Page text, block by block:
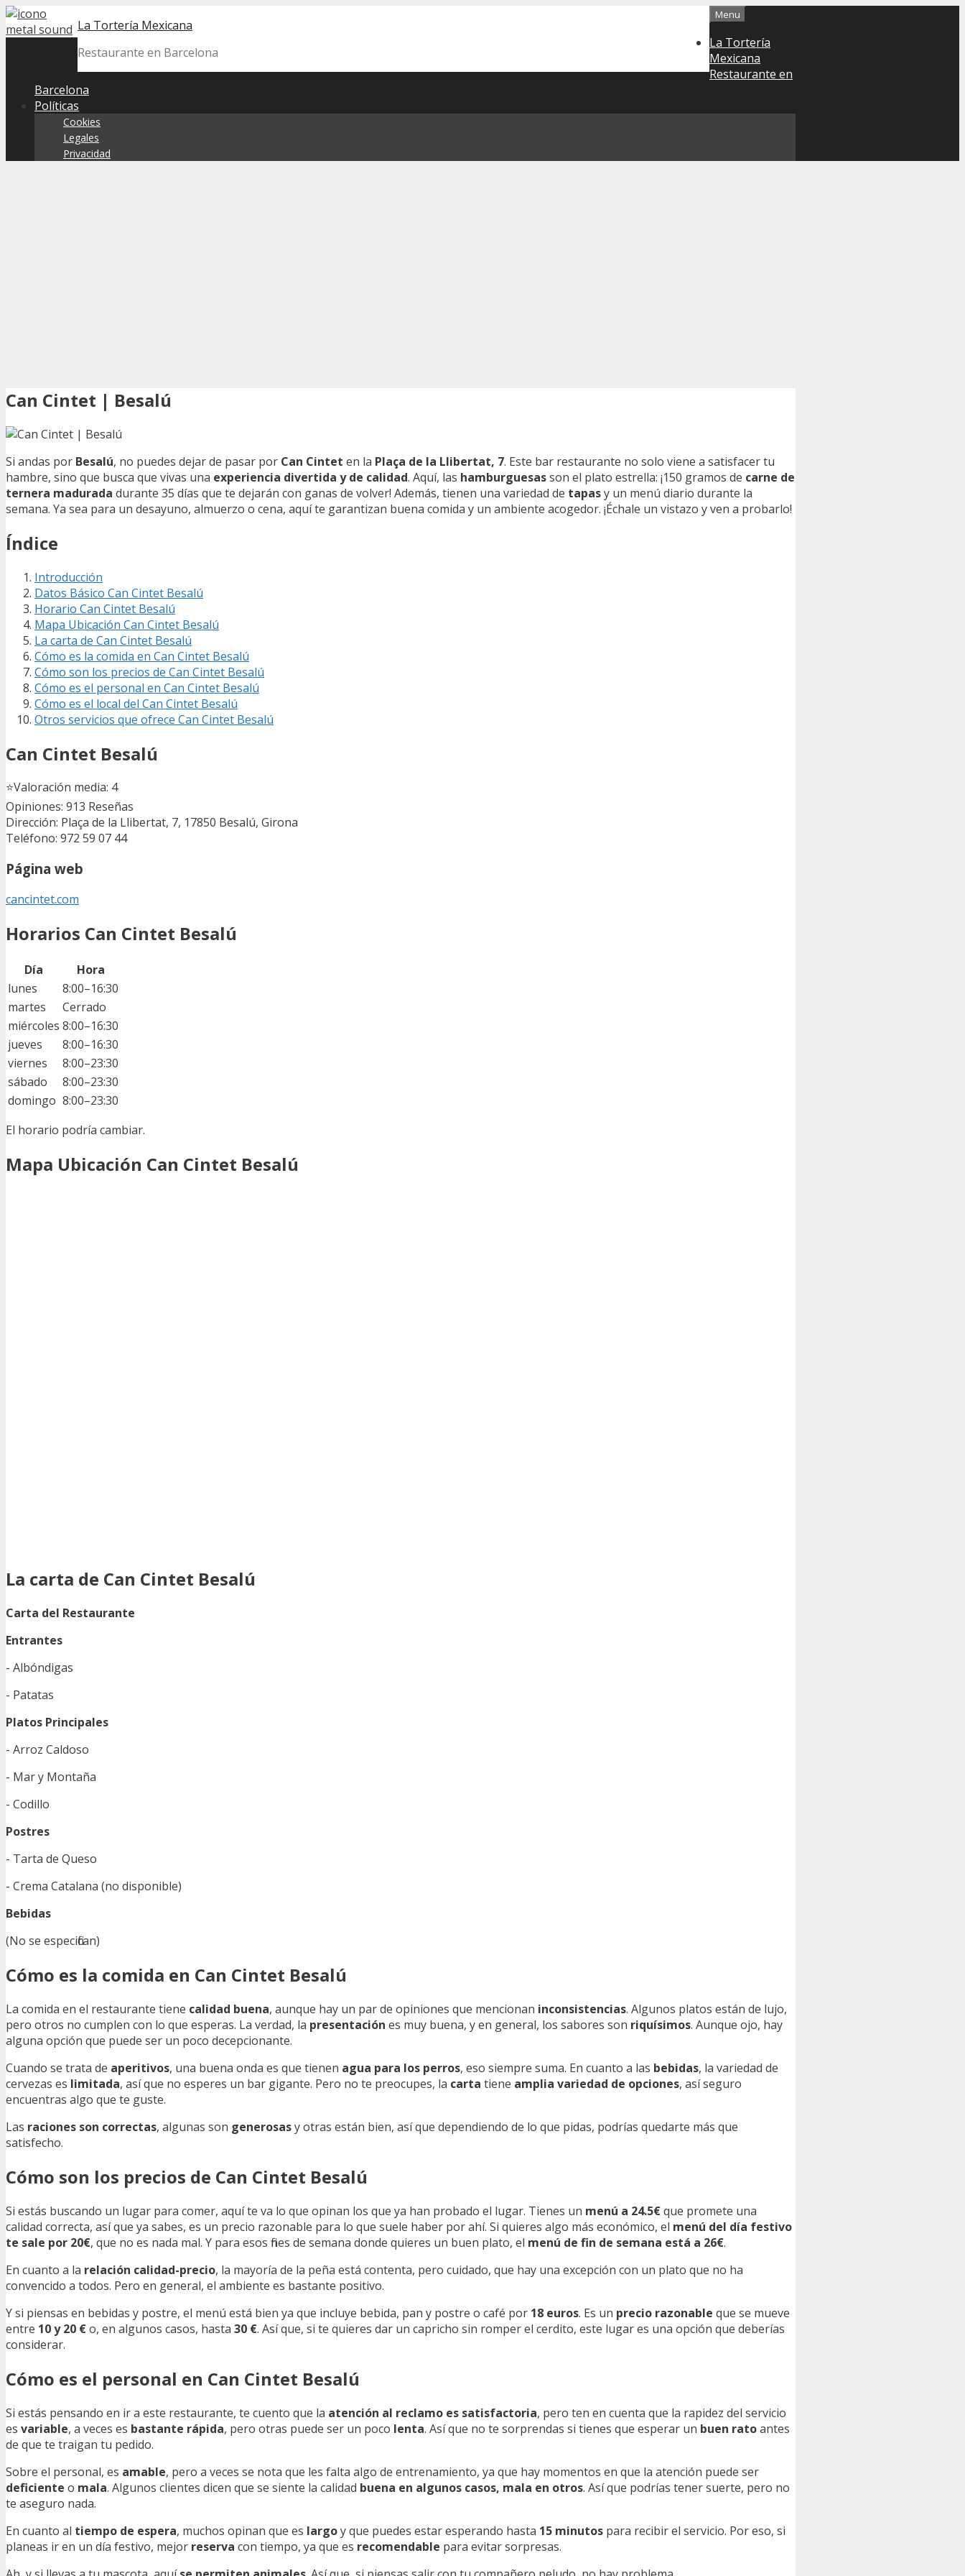
Skip
to
La Tortería Mexicana
Restaurante en Barcelona
Menu
La Tortería
Mexicana
Restaurante en
Barcelona
Políticas
Cookies
Legales
Privacidad
Can Cintet | Besalú
Si andas por Besalú, no puedes dejar de pasar por Can Cintet en la Plaça de la Llibertat, 7. Este bar restaurante no solo viene a satisfacer tu
hambre, sino que busca que vivas una experiencia divertida y de calidad. Aquí, las hamburguesasson el plato estrella: ¡150 gramos de carne de
ternera madurada durante 35 días que te dejarán con ganas de volver! Además, tienen una variedad de tapasy un menú diario durante la
semana. Ya sea para un desayuno, almuerzo o cena, aquí te garantizan buena comida y un ambiente acogedor. ¡Échale un vistazo y ven a probarlo!
Índice
Introducción
Datos Básico Can Cintet Besalú
Horario Can Cintet Besalú
Mapa Ubicación Can Cintet Besalú
La carta de Can Cintet Besalú
Cómo es la comida en Can Cintet Besalú
Cómo son los precios de Can Cintet Besalú
Cómo es el personal en Can Cintet Besalú
Cómo es el local del Can Cintet Besalú
Otros servicios que ofrece Can Cintet Besalú
Can Cintet Besalú
⭐Valoración media: 4
Opiniones: 913 Reseñas
Dirección: Plaça de la Llibertat, 7, 17850 Besalú, Girona
Teléfono: 972 59 07 44
Página web
cancintet.com
Horarios Can Cintet Besalú
Día
Hora
lunes
8:00–16:30
martes
Cerrado
miércoles 8:00–16:30
jueves
8:00–16:30
viernes
8:00–23:30
sábado
8:00–23:30
domingo 8:00–23:30
El horario podría cambiar.
Mapa Ubicación Can Cintet Besalú
La carta de Can Cintet Besalú
Carta del Restaurante
Entrantes
- Albóndigas
- Patatas
Platos Principales
- Arroz Caldoso
- Mar y Montaña
- Codillo
Postres
- Tarta de Queso
- Crema Catalana (no disponible)
Bebidas
(No se especifican)
Cómo es la comida en Can Cintet Besalú
La comida en el restaurante tiene calidad buena, aunque hay un par de opiniones que mencionan inconsistencias. Algunos platos están de lujo,
pero otros no cumplen con lo que esperas. La verdad, la presentación es muy buena, y en general, los sabores son riquísimos. Aunque ojo, hay
alguna opción que puede ser un poco decepcionante.
Cuando se trata de aperitivos, una buena onda es que tienen agua para los perros, eso siempre suma. En cuanto a las bebidas, la variedad de
cervezas es limitada, así que no esperes un bar gigante. Pero no te preocupes, la carta tiene amplia variedad de opciones, así seguro
encuentras algo que te guste.
Las raciones son correctas, algunas son generosasy otras están bien, así que dependiendo de lo que pidas, podrías quedarte más que
satisfecho.
Cómo son los precios de Can Cintet Besalú
Si estás buscando un lugar para comer, aquí te va lo que opinan los que ya han probado el lugar. Tienes un menú a 24.5€que promete una
calidad correcta, así que ya sabes, es un precio razonable para lo que suele haber por ahí. Si quieres algo más económico, el menú del día festivo
te sale por 20€, que no es nada mal. Y para esos fines de semana donde quieres un buen plato, el menú de fin de semana está a 26€.
En cuanto a la relación calidad-precio, la mayoría de la peña está contenta, pero cuidado, que hay una excepción con un plato que no ha
convencido a todos. Pero en general, el ambiente es bastante positivo.
Y si piensas en bebidas y postre, el menú está bien ya que incluye bebida, pan y postre o café por 18 euros. Es un precio razonable que se mueve
entre 10 y 20 €o, en algunos casos, hasta 30 €. Así que, si te quieres dar un capricho sin romper el cerdito, este lugar es una opción que deberías
considerar.
Cómo es el personal en Can Cintet Besalú
Si estás pensando en ir a este restaurante, te cuento que la atención al reclamo es satisfactoria, pero ten en cuenta que la rapidez del servicio
es variable, a veces es bastante rápida, pero otras puede ser un poco lenta. Así que no te sorprendas si tienes que esperar un buen ratoantes
de que te traigan tu pedido.
Sobre el personal, es amable, pero a veces se nota que les falta algo de entrenamiento, ya que hay momentos en que la atención puede ser
deficiente o mala. Algunos clientes dicen que se siente la calidad buena en algunos casos, mala en otros. Así que podrías tener suerte, pero no
te aseguro nada.
En cuanto al tiempo de espera, muchos opinan que es largoy que puedes estar esperando hasta 15 minutos para recibir el servicio. Por eso, si
planeas ir en un día festivo, mejor reserva con tiempo, ya que es recomendable para evitar sorpresas.